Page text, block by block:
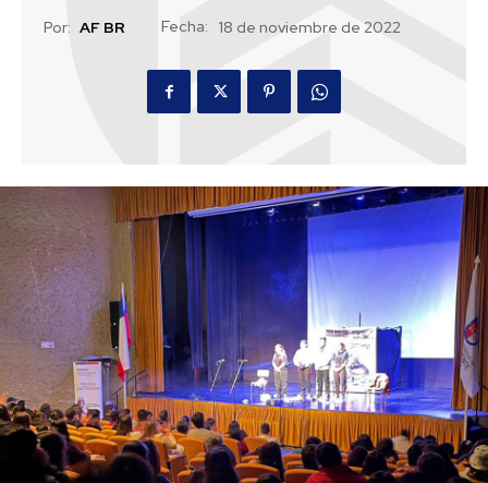
Por: AF BR Fecha: 18 de noviembre de 2022